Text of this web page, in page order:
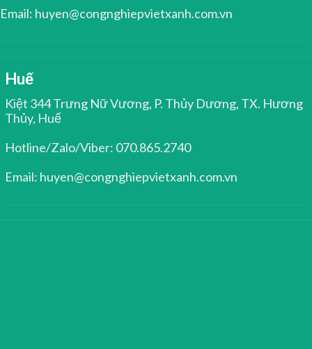
Email: huyen@congnghiepvietxanh.com.vn
Huế
Kiệt 344 Trưng Nữ Vương, P. Thủy Dương, TX. Hương
Thủy, Huế
Hotline/Zalo/Viber: 070.865.2740
Email: huyen@congnghiepvietxanh.com.vn